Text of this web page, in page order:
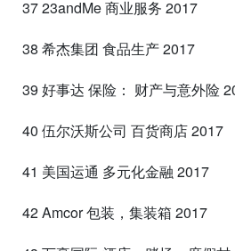
37 23andMe 商业服务 2017
38 希杰集团 食品生产 2017
39 好事达 保险： 财产与意外险
40 伍尔沃斯公司 百货商店 2017
41 美国运通 多元化金融 2017
42 Amcor 包装，集装箱 2017